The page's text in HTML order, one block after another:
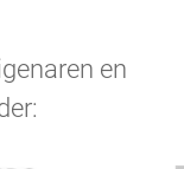
en